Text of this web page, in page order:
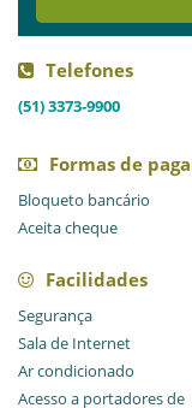
Telefones
(51) 3373-9900
Formas de
Bloqueto bancário
Aceita cheque
Facilidades
Segurança
Sala de Internet
Ar condicionado
Acesso a portadores de